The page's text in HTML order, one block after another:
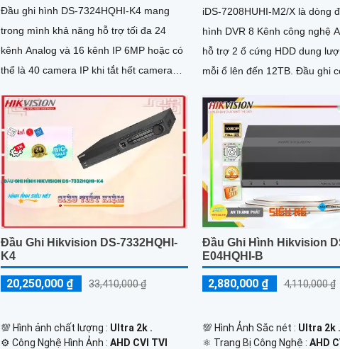
Đầu ghi hình DS-7324HQHI-K4 mang
trong mình khả năng hỗ trợ tối đa 24
kênh Analog và 16 kênh IP 6MP hoặc có
thể là 40 camera IP khi tắt hết camera
giúp tiết kiệm băng thông, đặc biệt là hỗ
trợ 4 ổ cứng tối đa 10TB mỗi ổ dễ dàng
nâng cấp khi cần
iDS-7208HUHI-M2/X là dòng
hình DVR 8 Kênh công nghệ
hỗ trợ 2 ổ cứng HDD dung
mỗi ổ lên đến 12TB. Đầu ghi còn hỗ trợ
Đầu Ghi Hikvision DS-7332HQHI-
K4
20,250,000 ₫ 33,410,000 ₫
💯 Hình ảnh chất lượng : Ultra 2k .
⚙ Công Nghệ Hình Ảnh :AHD CVI TVI
Đầu Ghi Hình Hikvision
E04HQHI-B
2,880,000 ₫ 4,110,000 ₫
💯 Hình Ảnh Sắc nét : Ultra 2k .
⚛️ Trang Bị Công Nghệ : AHD